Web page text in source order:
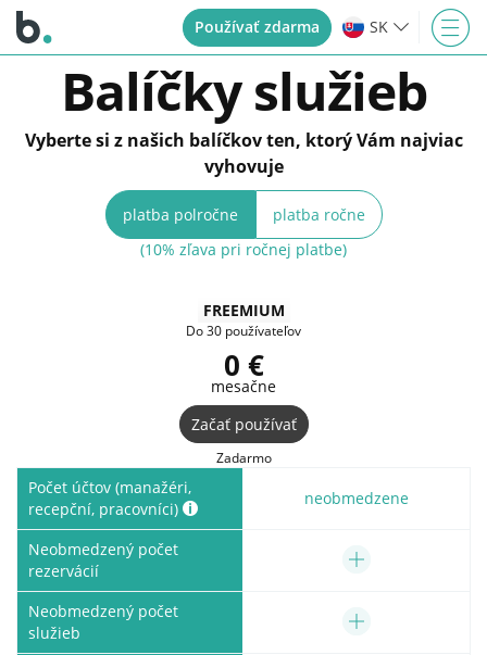
Používať zdarma SK
Balíčky služieb
Vyberte si z našich balíčkov ten, ktorý Vám najviac
vyhovuje
platba polročne
platba ročne
(10% zľava pri ročnej platbe)
FREEMIUM
Do 30 používateľov
0 €
mesačne
Začať používať
Zadarmo
Počet účtov (manažéri,
recepční, pracovníci)
neobmedzene
Neobmedzený počet
rezervácií
Neobmedzený počet
služieb